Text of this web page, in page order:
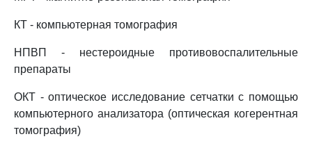
КТ - компьютерная томография
НПВП - нестероидные противовоспалительные
препараты
ОКТ - оптическое исследование сетчатки с помощью
компьютерного анализатора (оптическая когерентная
томография)